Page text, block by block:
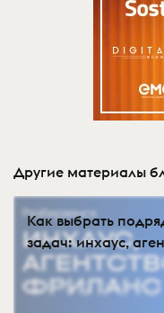
Другие материалы
Как выбрать
задач: инхаус,